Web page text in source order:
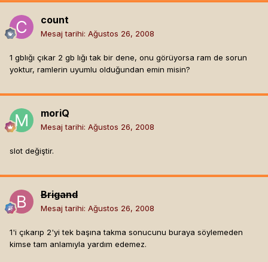
count
Mesaj tarihi: Ağustos 26, 2008
1 gblığı çıkar 2 gb lığı tak bir dene, onu görüyorsa ram de sorun
yoktur, ramlerin uyumlu olduğundan emin misin?
moriQ
Mesaj tarihi: Ağustos 26, 2008
slot değiştir.
Brigand
Mesaj tarihi: Ağustos 26, 2008
1'i çıkarıp 2'yi tek başına takma sonucunu buraya söylemeden
kimse tam anlamıyla yardım edemez.